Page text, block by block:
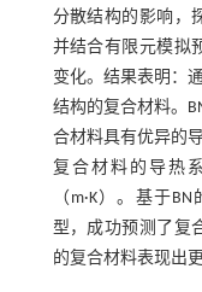
分散结构的影响，
并结合有限元模拟
变化。结果表明：
结构的复合材料。
合材料具有优异的
复合材料的导热
（m·K）。基于
型，成功预测了复
的复合材料表现出